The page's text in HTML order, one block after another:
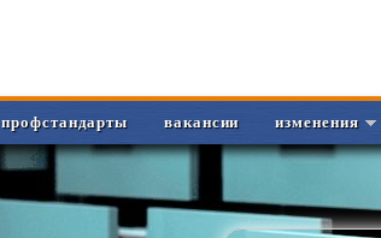
профстандарты вакансии изменения